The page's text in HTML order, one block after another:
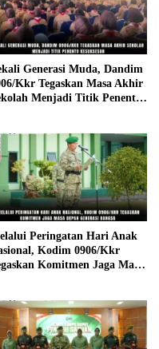
Generasi Muda, Dandim
Kkr Tegaskan Masa Akhir
Menjadi Titik Penentu
Peringatan Hari Anak
Kodim 0906/Kkr
Komitmen Jaga Masa